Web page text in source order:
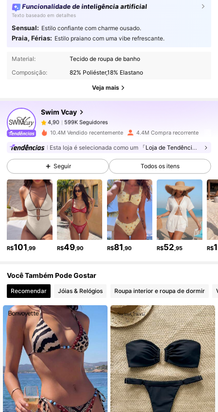
Funcionalidade de inteligência artificial
Texto baseado em detalhes
Sensual: Estilo confiante com charme ousado.
Praia, Férias: Estilo praiano com uma vibe refrescante.
Material:
Tecido de roupa de banho
Composição:
82% Poliéster,18% Elastano
Veja mais
Swim Vcay
4,90
599K Seguidores
m***6pago1 dia atrás
4,90 599K Seguidores
4,90 599K Seguidores
4,90 599K Seguidores
599K Seguidores
4,90 599K Seguidores
4,90 599K Seguidores
4,90 599K Seguidores
599K Seguidores
10.4M Vendido recentemente 4.4M Compra recorrente
Esta loja é selecionada como um 「Loja de Tendências」
Seguir Todos os itens
R$101,99 R$49,90 R$81,90 R$52,95 R$
Você Também Pode Gostar
Recomendar Jóias & Relógios Roupa interior e roupa de dormir